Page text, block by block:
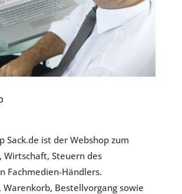
Sack.de ist der Webshop zum
Wirtschaft, Steuern des
Fachmedien-Händlers.
Warenkorb, Bestellvorgang sowie